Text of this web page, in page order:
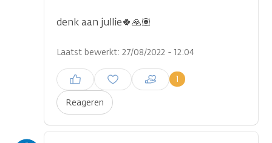
denk aan jullie🍀🙏🏽
Laatst bewerkt: 27/08/2022 - 12:04
Reageren
1
Inloggen om een reactie te
plaatsen